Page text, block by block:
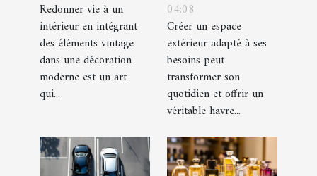
vintage dans
une décoration
moderne ?
Redonner vie à un
intérieur en intégrant
des éléments vintage
dans une décoration
moderne est un art
qui...
terrasse et un
balcon pour
votre espace
extérieur ?
04:08
Créer un espace
extérieur adapté à ses
besoins peut
transformer son
quotidien et offrir un
véritable havre...